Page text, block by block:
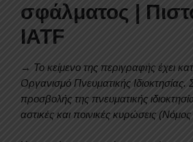
9080
ROLL+RB
INOX+KOUP
115BL
2016+TOYOTA
HILUX
σφάλματος |
IATF
→ Το κείμενο της περιγραφής έχει
Οργανισμό Πνευματικής Ιδιοκτησίας.
προσβολής της πνευματικής
αστικές και ποινικές κυρώσεις